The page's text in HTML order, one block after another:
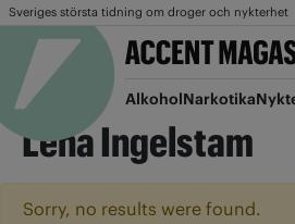
Sveriges största tidning om droger och nykterhet
AlkoholNarkotika
Lena Ingelstam
Sorry, no results were found.